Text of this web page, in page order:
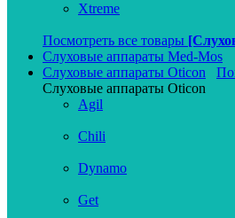
Xtreme
Посмотреть все товары
Слуховые аппараты Med-Mos
Слуховые аппараты Oticon
Слуховые аппараты Oticon
Agil
Chili
Dynamo
Get